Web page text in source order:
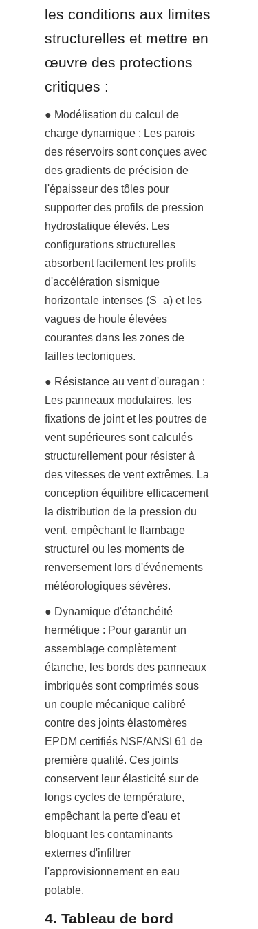
les conditions aux limites
structurelles et mettre en
œuvre des protections
critiques :
● Modélisation du calcul de
charge dynamique : Les parois
des réservoirs sont conçues avec
des gradients de précision de
l'épaisseur des tôles pour
supporter des profils de pression
hydrostatique élevés. Les
configurations structurelles
absorbent facilement les profils
d'accélération sismique
horizontale intenses (S_a) et les
vagues de houle élevées
courantes dans les zones de
failles tectoniques.
● Résistance au vent d'ouragan :
Les panneaux modulaires, les
fixations de joint et les poutres de
vent supérieures sont calculés
structurellement pour résister à
des vitesses de vent extrêmes. La
conception équilibre efficacement
la distribution de la pression du
vent, empêchant le flambage
structurel ou les moments de
renversement lors d'événements
météorologiques sévères.
● Dynamique d'étanchéité
hermétique : Pour garantir un
assemblage complètement
étanche, les bords des panneaux
imbriqués sont comprimés sous
un couple mécanique calibré
contre des joints élastomères
EPDM certifiés NSF/ANSI 61 de
première qualité. Ces joints
conservent leur élasticité sur de
longs cycles de température,
empêchant la perte d'eau et
bloquant les contaminants
externes d'infiltrer
l'approvisionnement en eau
potable.
4. Tableau de bord